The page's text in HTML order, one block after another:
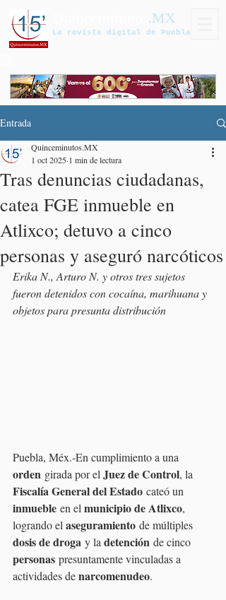
.MX
La revista digital de Puebla
Entrada
Tras denuncias ciudadanas,
catea FGE inmueble en
Atlixco; detuvo a cinco
personas y aseguró narcóticos
Quinceminutos.MX
1 oct 2025 1 min de lectura
Erika N., Arturo N. y otros tres sujetos
fueron detenidos con cocaína, marihuana y
objetos para presunta distribución
Puebla, Méx.-En cumplimiento a una
orden girada por el Juez de Control, la
Fiscalía General del Estado cateó un
inmueble en el municipio de Atlixco,
logrando el aseguramiento de múltiples
dosis de droga y la detención de cinco
personas presuntamente vinculadas a
actividades de narcomenudeo.